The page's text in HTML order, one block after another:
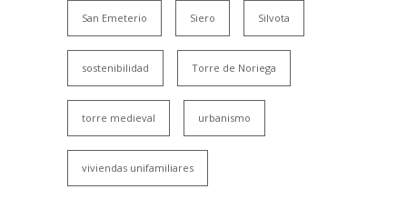
San Emeterio Siero Silvota
sostenibilidad Torre de Noriega
torre medieval urbanismo
viviendas unifamiliares